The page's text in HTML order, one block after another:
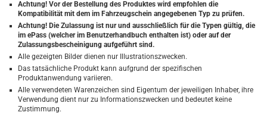
Achtung! Vor der Bestellung des Produktes wird empfohlen die
Kompatibilität mit dem im Fahrzeugschein angegebenen Typ zu prüfen.
Achtung! Die Zulassung ist nur und ausschließlich für die Typen gültig, die
im ePass (welcher im Benutzerhandbuch enthalten ist) oder auf der
Zulassungsbescheinigung aufgeführt sind.
Alle gezeigten Bilder dienen nur Illustrationszwecken.
Das tatsächliche Produkt kann aufgrund der spezifischen
Produktanwendung variieren.
Alle verwendeten Warenzeichen sind Eigentum der jeweiligen Inhaber, ihre
Verwendung dient nur zu Informationszwecken und bedeutet keine
Zustimmung.